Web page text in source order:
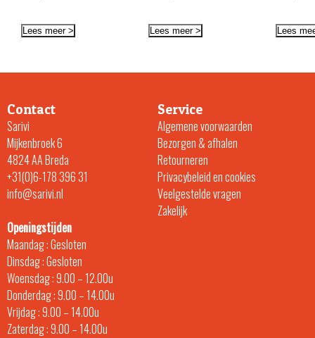
Lees meer > Lees meer > Lees
Contact
Sarivi
Mijkenbroek 6
4824 AA Breda
+31(0)6-178 396 31
info@sarivi.nl
Openingstijden
Maandag : Gesloten
Dinsdag : Gesloten
Woensdag : 9.00 – 12.00u
Donderdag : 9.00 – 14.00u
Vrijdag : 9.00 – 14.00u
Zaterdag : 9.00 – 14.00u
Service
Algemene voorwaarden
Bezorgen & afhalen
Retourneren
Privacybeleid en cookies
Veelgestelde vragen
Zakelijk